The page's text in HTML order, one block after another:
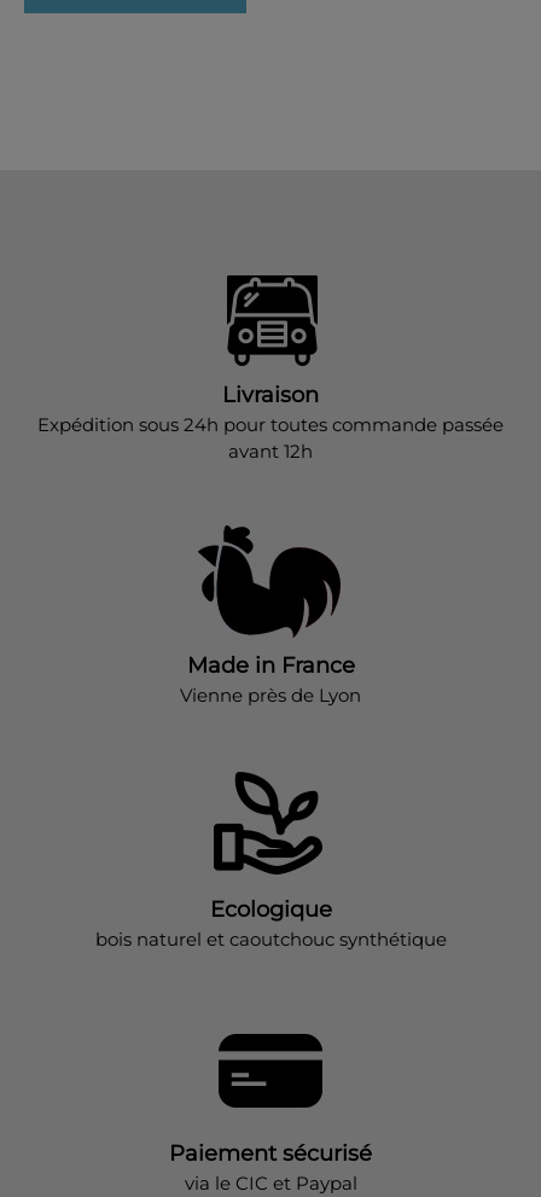
Livraison
Expédition sous 24h pour toutes commande passée
avant 12h
Made in France
Vienne près de Lyon
Ecologique
bois naturel et caoutchouc synthétique
Paiement sécurisé
via le CIC et Paypal